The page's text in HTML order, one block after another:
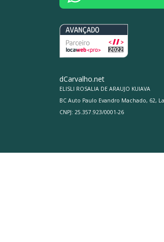
dCarvalho.net
ELISLI ROSALIA DE ARAUJO KUIAVA
BC Auto Paulo Evandro Machado, 62,
CNPJ: 25.357.923/0001-26